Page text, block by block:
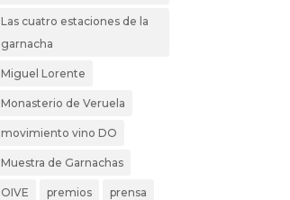
Las cuatro estaciones de la
garnacha
Miguel Lorente
Monasterio de Veruela
movimiento vino DO
Muestra de Garnachas
OIVE premios prensa